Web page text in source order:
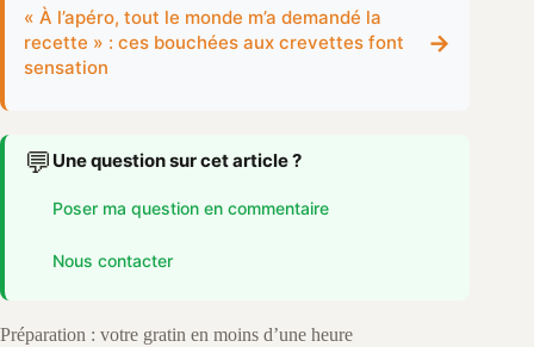
« À l’apéro, tout le monde m’a demandé la
recette » : ces bouchées aux crevettes font
sensation
→
💬 Une question sur cet article ?
Poser ma question en commentaire
Nous contacter
Préparation : votre gratin en moins d’une heure